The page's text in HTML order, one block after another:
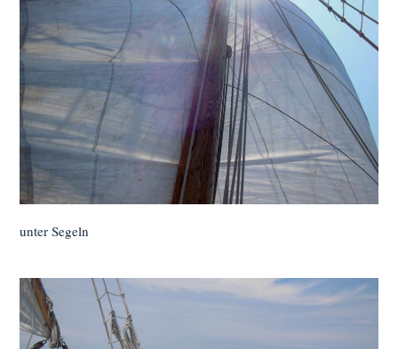
unter Segeln